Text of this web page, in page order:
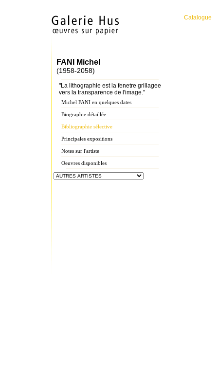
Catalogue
FANI Michel
(1958-2058)
"La lithographie est la fenetre grillagee
vers la transparence de l'image."
Michel FANI en quelques dates
Biographie détaillée
Bibliographie sélective
Principales expositions
Notes sur l'artiste
Oeuvres disponibles